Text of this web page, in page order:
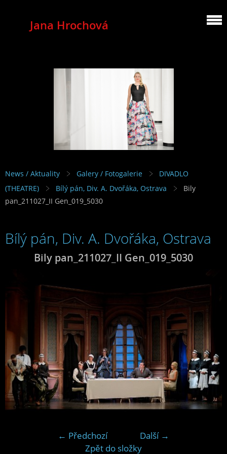
Jana Hrochová
MEZZOSOPRANO
News / Aktuality Galery / Fotogalerie
DIVADLO
(THEATRE)
Bílý pán, Div. A. Dvořáka, Ostrava
Bily
pan_211027_II Gen_019_5030
Bílý pán, Div. A. Dvořáka, Ostrava
Bily pan_211027_II Gen_019_5030
← Předchozí
Další →
Zpět do složky